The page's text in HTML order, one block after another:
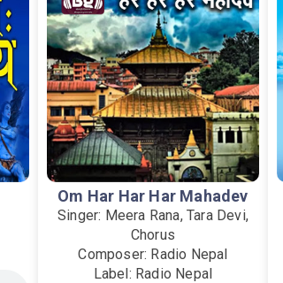
Om Har Har Har Mahadev
Singer: Meera Rana, Tara Devi,
Chorus
Composer: Radio Nepal
Label: Radio Nepal